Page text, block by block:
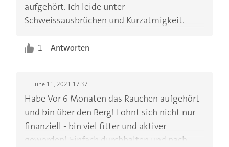
aufgehört. Ich leide unter
Schweissausbrüchen und Kurzatmigkeit.
1 Antworten
June 11, 2021 17:37
Habe Vor 6 Monaten das Rauchen aufgehört
und bin über den Berg! Lohnt sich nicht nur
finanziell - bin viel fitter und aktiver
geworden! Einfach durchhalten und nach